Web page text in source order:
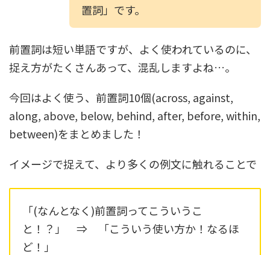
置詞」です。
前置詞は短い単語ですが、よく使われているのに、
捉え方がたくさんあって、混乱しますよね…。
今回はよく使う、前置詞10個(across, against,
along, above, below, behind, after, before, within,
between)をまとめました！
イメージで捉えて、より多くの例文に触れることで
「(なんとなく)前置詞ってこういうこ
と！？」 ⇒ 「こういう使い方か！なるほ
ど！」